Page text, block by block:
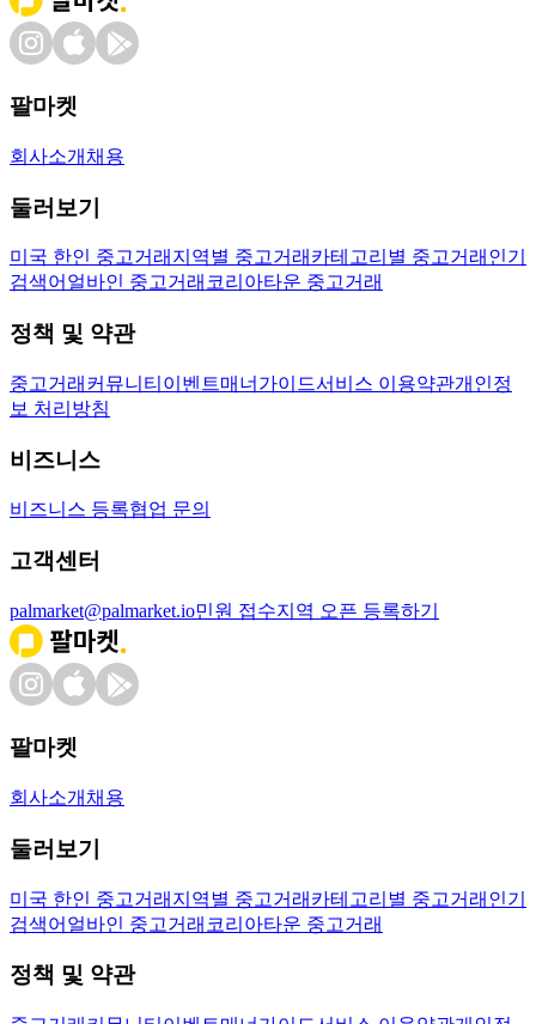
팔마켓
회사소개 채용
둘러보기
미국 한인 중고거래 지역별 중고거래 카테고리별 중고거래 인기
검색어 얼바인 중고거래 코리아타운 중고거래
정책 및 약관
중고거래 커뮤니티 이벤트매너가이드서비스 이용약관개인정
보 처리방침
비즈니스
비즈니스 등록협업 문의
고객센터
palmarket@palmarket.io민원 접수지역 오픈 등록하기
팔마켓
회사소개 채용
둘러보기
미국 한인 중고거래 지역별 중고거래 카테고리별 중고거래 인기
검색어 얼바인 중고거래 코리아타운 중고거래
정책 및 약관